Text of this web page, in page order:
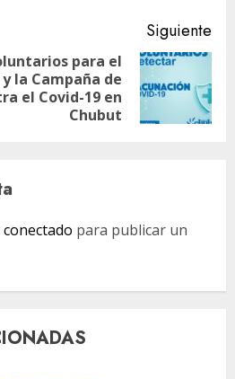
Siguiente
para el
la Campaña de
el Covid-19 en
Chubut
conectado para publicar un